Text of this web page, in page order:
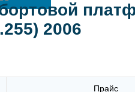
2006
Прайс